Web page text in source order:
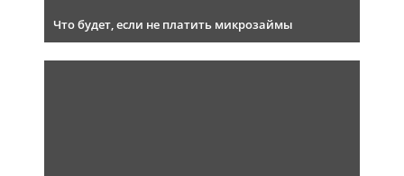
Что будет, если не платить микрозаймы